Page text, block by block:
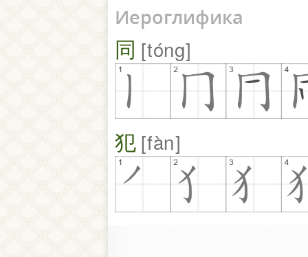
Иероглифика
同 tóng
犯 fàn